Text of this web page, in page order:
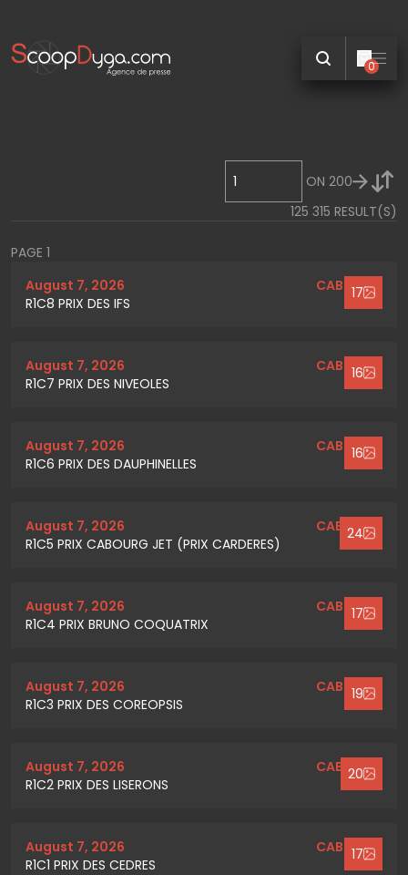
0
ON 200
125 315 RESULT(S)
PAGE 1
17
August 7, 2026
CABOURG
R1C8 PRIX DES IFS
16
August 7, 2026
CABOURG
R1C7 PRIX DES NIVEOLES
16
August 7, 2026
CABOURG
R1C6 PRIX DES DAUPHINELLES
24
August 7, 2026
CABOURG
R1C5 PRIX CABOURG JET (PRIX CARDERES)
17
August 7, 2026
CABOURG
R1C4 PRIX BRUNO COQUATRIX
19
August 7, 2026
CABOURG
R1C3 PRIX DES COREOPSIS
20
August 7, 2026
CABOURG
R1C2 PRIX DES LISERONS
17
August 7, 2026
CABOURG
R1C1 PRIX DES CEDRES